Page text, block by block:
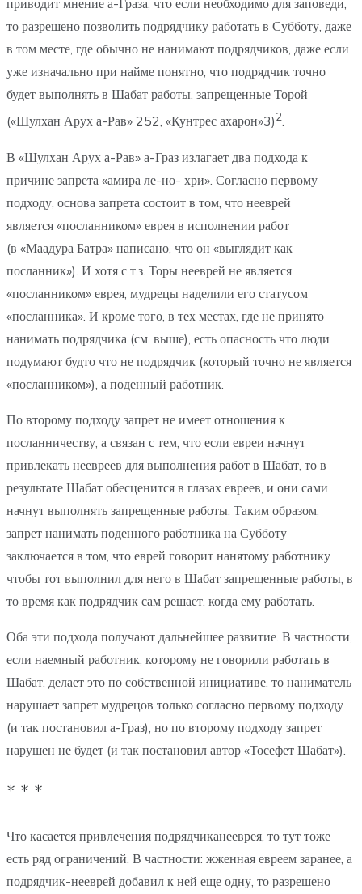
приводит мнение а-Граза, что если необходимо для заповеди,
то разрешено позволить подрядчику работать в Субботу, даже
в том месте, где обычно не нанимают подрядчиков, даже если
уже изначально при найме понятно, что подрядчик точно
будет выполнять в Шабат работы, запрещенные Торой
(«Шулхан Арух а-Рав» 252, «Кунтрес ахарон»3)2.
В «Шулхан Арух а-Рав» а-Граз излагает два подхода к
причине запрета «амира ле-но- хри». Согласно первому
подходу, основа запрета состоит в том, что нееврей
является «посланником» еврея в исполнении работ
(в «Маадура Батра» написано, что он «выглядит как
посланник»). И хотя с т.з. Торы нееврей не является
«посланником» еврея, мудрецы наделили его статусом
«посланника». И кроме того, в тех местах, где не принято
нанимать подрядчика (см. выше), есть опасность что люди
подумают будто что не подрядчик (который точно не является
«посланником»), а поденный работник.
По второму подходу запрет не имеет отношения к
посланничеству, а связан с тем, что если евреи начнут
привлекать неевреев для выполнения работ в Шабат, то в
результате Шабат обесценится в глазах евреев, и они сами
начнут выполнять запрещенные работы. Таким образом,
запрет нанимать поденного работника на Субботу
заключается в том, что еврей говорит нанятому работнику
чтобы тот выполнил для него в Шабат запрещенные работы, в
то время как подрядчик сам решает, когда ему работать.
Оба эти подхода получают дальнейшее развитие. В частности,
если наемный работник, которому не говорили работать в
Шабат, делает это по собственной инициативе, то наниматель
нарушает запрет мудрецов только согласно первому подходу
(и так постановил а-Граз), но по второму подходу запрет
нарушен не будет (и так постановил автор «Тосефет Шабат»).
* * *
Что касается привлечения подрядчиканееврея, то тут тоже
есть ряд ограничений. В частности: жженная евреем заранее, а
подрядчик-нееврей добавил к ней еще одну, то разрешено